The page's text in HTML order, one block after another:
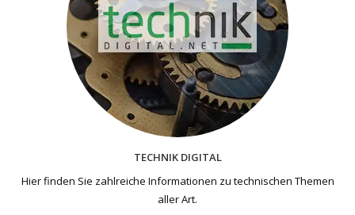
TECHNIK DIGITAL
Hier finden Sie zahlreiche Informationen zu technischen Themen​
aller Art.